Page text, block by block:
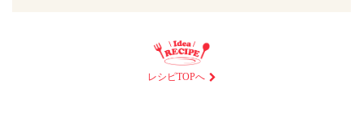
レシピTOPへ